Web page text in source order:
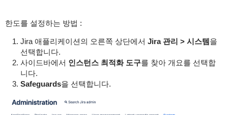
한도를 설정하는 방법 :
Jira 애플리케이션의 오른쪽 상단에서 Jira 관리 > 시스템을
선택합니다.
사이드바에서 인스턴스 최적화 도구를 찾아 개요를 선택합
니다.
Safeguards을 선택합니다.